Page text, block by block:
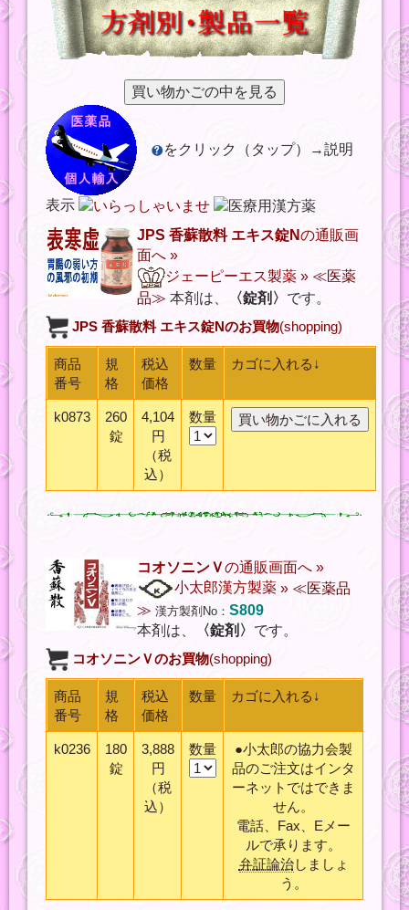
をクリック（タップ）→説明
表示
JPS 香蘇散料 エキス錠Nの通販画
面へ »
ジェーピーエス製薬 » ≪医薬
品≫ 本剤は、 〈錠剤〉 です。
JPS 香蘇散料 エキス錠Nのお買物(shopping)
商品
番号
規
格
税込
価格
数量 カゴに入れる↓
k0873
260
錠
4,104
円
（税
込）
数量
コオソニンＶの通販画面へ »
小太郎漢方製薬 » ≪医薬品
≫ 漢方製剤No： S809
本剤は、
〈錠剤〉 です。
コオソニンＶのお買物(shopping)
商品
番号
規
格
税込
価格
数量 カゴに入れる↓
k0236
180
錠
3,888
円
（税
込）
数量
●小太郎の協力会製
品のご注文はインタ
ーネットではできま
せん。
電話、Fax、Eメー
ルで承ります。
弁証論治しましょ
う。